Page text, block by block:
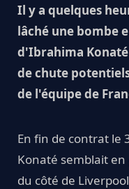
Il y a quelques
lâché une bombe
d'Ibrahima
de chute
de l'équipe de
En fin de contrat le
Konaté semblait
du côté de